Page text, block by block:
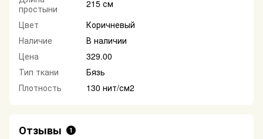
простыни
215 см
Цвет
Коричневый
Наличие
В наличии
Цена
329.00
Тип ткани
Бязь
Плотность
130 нит/см2
Отзывы 1